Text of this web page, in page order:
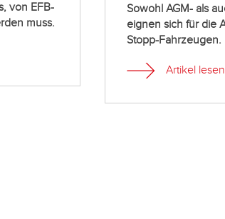
von EFB-
muss.
Sowohl AGM- als
eignen sich für die
Stopp-Fahrzeugen.
Artikel lesen